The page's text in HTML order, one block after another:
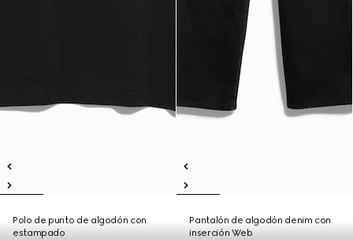
Polo de punto de algodón con
estampado
Pantalón de algodón denim con
inserción Web